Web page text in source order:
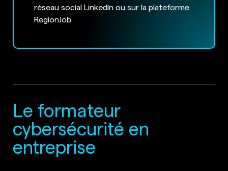
réseau social LinkedIn ou sur la plateforme
RegionJob.
Le formateur
cybersécurité en
entreprise